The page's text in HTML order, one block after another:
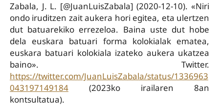
Zabala, J. L. [@JuanLuisZabala] (2020-12-10). «Niri
ondo iruditzen zait aukera hori egitea, eta ulertzen
dut batuarekiko errezeloa. Baina uste dut hobe
dela euskara batuari forma kolokialak ematea,
euskara batuari kolokiala izateko aukera ukatzea
baino». Twitter.
https://twitter.com/JuanLuisZabala/status/1336963
043197149184(2023ko irailaren 8an
kontsultatua).